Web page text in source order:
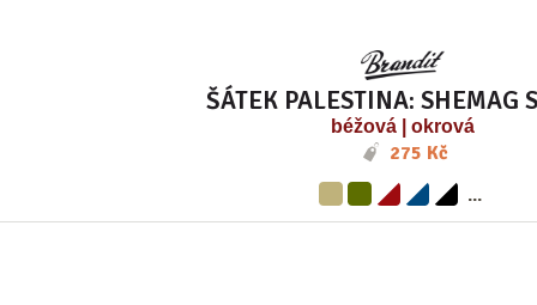
ŠÁTEK PALESTINA: SHEMAG
béžová | okrová
275 Kč
...